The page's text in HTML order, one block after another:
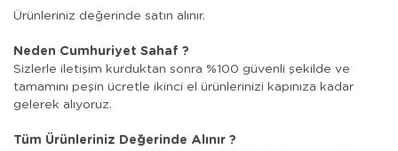
Ürünleriniz değerinde satın alınır.
Neden Cumhuriyet Sahaf ?
Sizlerle iletişim kurduktan sonra %100 güvenli şekilde ve
tamamını peşin ücretle ikinci el ürünlerinizi kapınıza kadar
gelerek alıyoruz.
Tüm Ürünleriniz Değerinde Alınır ?